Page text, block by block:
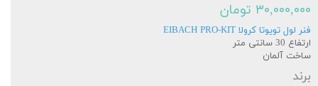
۳۰,۰۰۰,۰۰۰ تومان
فنر لول تویوتا کرولا EIBACH PRO-KIT
ارتفاع 30 سانتی متر
ساخت آلمان
برند